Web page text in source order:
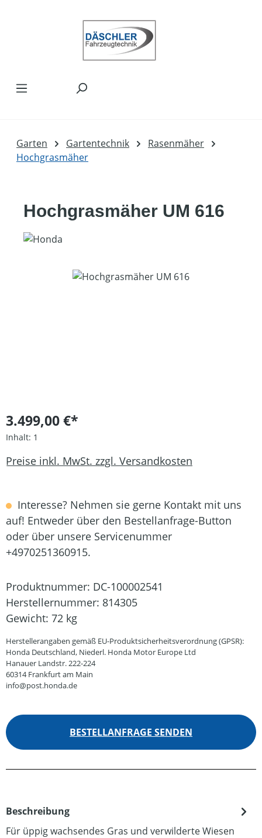
Garten Gartentechnik
Rasenmäher
Hochgrasmäher
Hochgrasmäher UM 616
Bildergalerie überspringen
3.499,00 €*
Inhalt: 1
Preise inkl. MwSt. zzgl. Versandkosten
Interesse? Nehmen sie gerne Kontakt mit uns
auf! Entweder über den Bestellanfrage-Button
oder über unsere Servicenummer
+4970251360915.
Produktnummer: DC-100002541
Herstellernummer: 814305
Gewicht: 72 kg
Herstellerangaben gemäß EU-Produktsicherheitsverordnung (GPSR):
Honda Deutschland, Niederl. Honda Motor Europe Ltd
Hanauer Landstr. 222-224
60314 Frankfurt am Main
info@post.honda.de
BESTELLANFRAGE SENDEN
Beschreibung
Für üppig wachsendes Gras und verwilderte Wiesen